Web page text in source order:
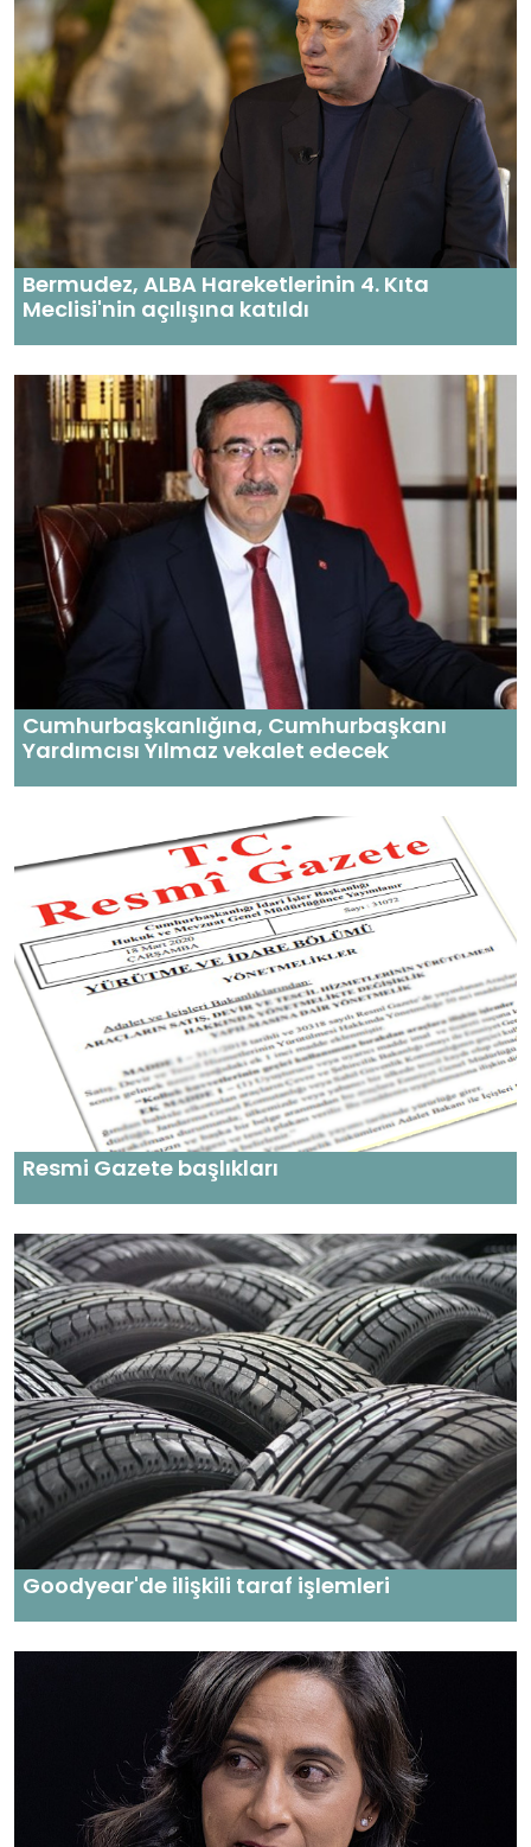
Bermudez, ALBA Hareketlerinin 4. Kıta
Meclisi'nin açılışına katıldı
Cumhurbaşkanlığına, Cumhurbaşkanı
Yardımcısı Yılmaz vekalet edecek
Resmi Gazete başlıkları
Goodyear'de ilişkili taraf işlemleri